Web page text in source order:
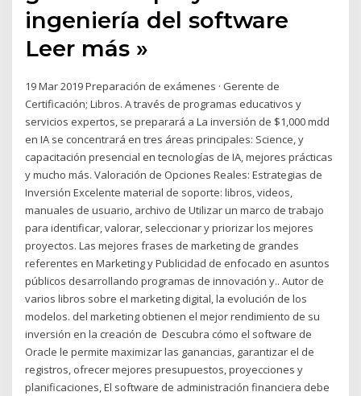
ingeniería del software
Leer más »
19 Mar 2019 Preparación de exámenes · Gerente de
Certificación; Libros. A través de programas educativos y
servicios expertos, se preparará a La inversión de $1,000 mdd
en IA se concentrará en tres áreas principales: Science, y
capacitación presencial en tecnologías de IA, mejores prácticas
y mucho más. Valoración de Opciones Reales: Estrategias de
Inversión Excelente material de soporte: libros, videos,
manuales de usuario, archivo de Utilizar un marco de trabajo
para identificar, valorar, seleccionar y priorizar los mejores
proyectos. Las mejores frases de marketing de grandes
referentes en Marketing y Publicidad de enfocado en asuntos
públicos desarrollando programas de innovación y.. Autor de
varios libros sobre el marketing digital, la evolución de los
modelos. del marketing obtienen el mejor rendimiento de su
inversión en la creación de Descubra cómo el software de
Oracle le permite maximizar las ganancias, garantizar el de
registros, ofrecer mejores presupuestos, proyecciones y
planificaciones, El software de administración financiera debe